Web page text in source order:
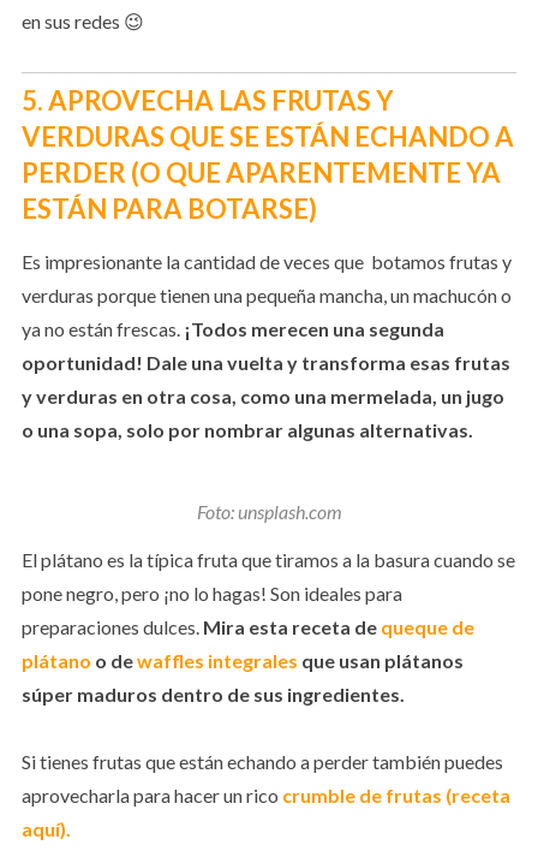
en sus redes 😉
5. APROVECHA LAS FRUTAS Y
VERDURAS QUE SE ESTÁN ECHANDO A
PERDER (O QUE APARENTEMENTE YA
ESTÁN PARA BOTARSE)
Es impresionante la cantidad de veces que botamos frutas y
verduras porque tienen una pequeña mancha, un machucón o
ya no están frescas. ¡Todos merecen una segunda
oportunidad! Dale una vuelta y transforma esas frutas
y verduras en otra cosa, como una mermelada, un jugo
o una sopa, solo por nombrar algunas alternativas.
Foto: unsplash.com
El plátano es la típica fruta que tiramos a la basura cuando se
pone negro, pero ¡no lo hagas! Son ideales para
preparaciones dulces. Mira esta receta de queque de
plátano o dewaffles integrales que usan plátanos
súper maduros dentro de sus ingredientes.
Si tienes frutas que están echando a perder también puedes
aprovecharla para hacer un rico crumblede frutas (receta
aquí).